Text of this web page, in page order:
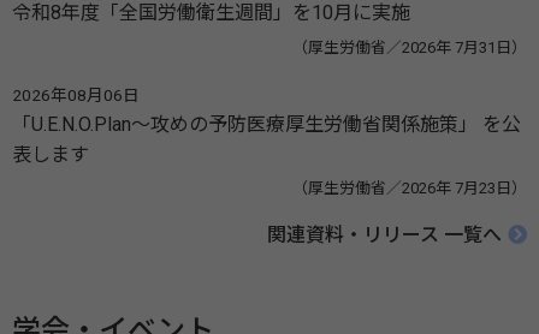
令和8年度「全国労働衛生週間」を10月に実施
（厚生労働省／2026年 7月31日）
2026年08月06日
「U.E.N.O.Plan～攻めの予防医療厚生労働省関係施策」 を公
表します
（厚生労働省／2026年 7月23日）
関連資料・リリース 一覧へ